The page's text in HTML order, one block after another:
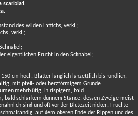
scariola1
des wilden Lattichs, verkl.;
verkl.;
eigentlichen Frucht in den Schnabel;
150 cm hoch. Blätter länglich lanzettlich bis rundlich,
mit pfeil- oder herzförmigem Grunde
mehrblütig, in rispigem, bald
bald schlankem dünnem Stande, dessen Zweige meist
sind und oft vor der Blütezeit nicken. Früchte
auf dem oberen Ende der Rippen und des